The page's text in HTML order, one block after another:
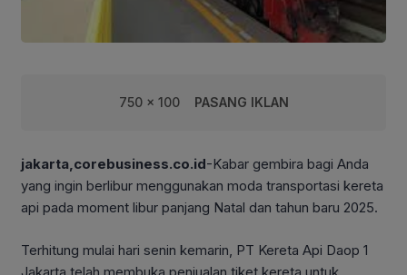
750 x 100 PASANG IKLAN
jakarta,corebusiness.co.id-Kabar gembira bagi Anda
yang ingin berlibur menggunakan moda transportasi kereta
api pada moment libur panjang Natal dan tahun baru 2025.
Terhitung mulai hari senin kemarin, PT Kereta Api Daop 1